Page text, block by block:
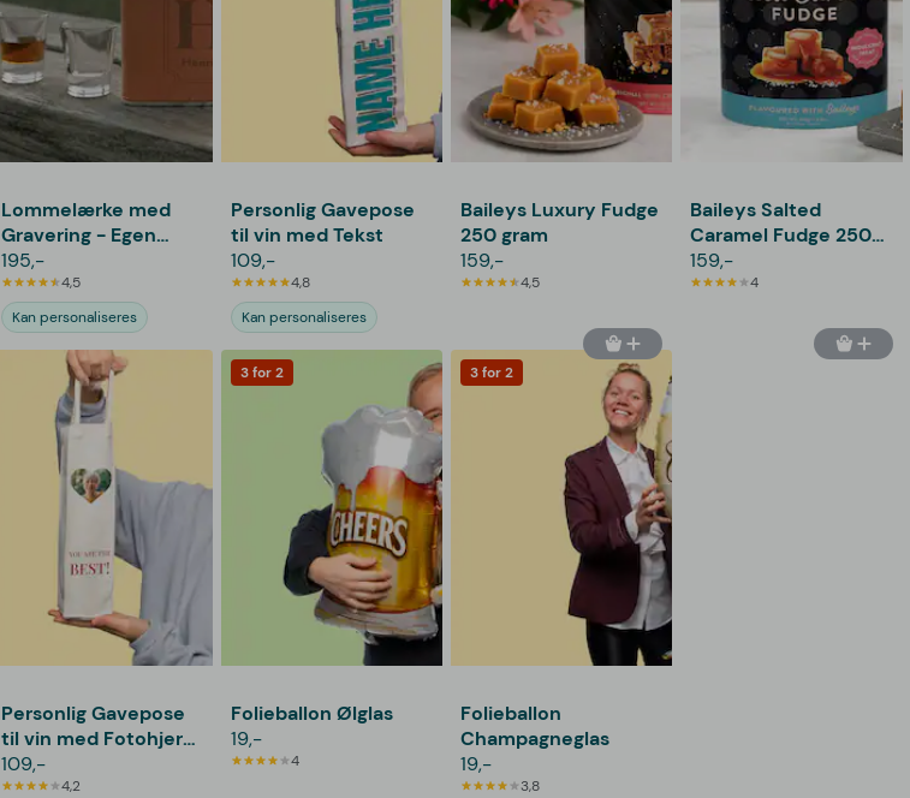
Lommelærke med
Gravering - Egen
Tekst
195,-
4,5
Kan personaliseres
Personlig Gavepose
til vin med Tekst
109,-
4,8
Kan personaliseres
Baileys Luxury Fudge
250 gram
159,-
4,5
Baileys Salted
Caramel Fudge 250
gram
159,-
4
Personlig Gavepose
til vin med Fotohjerte
& Tekst
109,-
4,2
3 for 2
Folieballon Ølglas
19,-
4
3 for 2
Folieballon
Champagneglas
19,-
3,8